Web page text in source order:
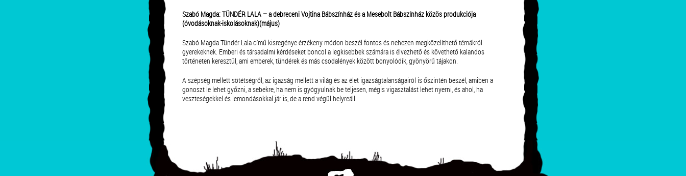
Szabó Magda: TÜNDÉR LALA – a debreceni Vojtina Bábszínház és a Mesebolt Bábszínház közös produkciója
(óvodásoknak-iskolásoknak)(május)
Szabó Magda Tündér Lala című kisregénye érzékeny módon beszél fontos és nehezen megközelíthető témákról
gyerekeknek. Emberi és társadalmi kérdéseket boncol a legkisebbek számára is élvezhető és követhető kalandos
történeten keresztül, ami emberek, tündérek és más csodalények között bonyolódik, gyönyörű tájakon.
A szépség mellett sötétségről, az igazság mellett a világ és az élet igazságtalanságairól is őszintén beszél, amiben a
gonoszt le lehet győzni, a sebekre, ha nem is gyógyulnak be teljesen, mégis vigasztalást lehet nyerni, és ahol, ha
veszteségekkel és lemondásokkal jár is, de a rend végül helyreáll.